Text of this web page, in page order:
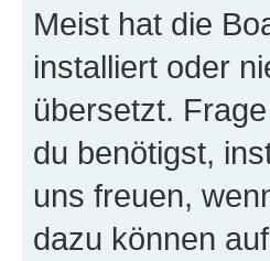
Meist hat die
installiert oder
übersetzt.
du benötigst,
uns freuen,
dazu können